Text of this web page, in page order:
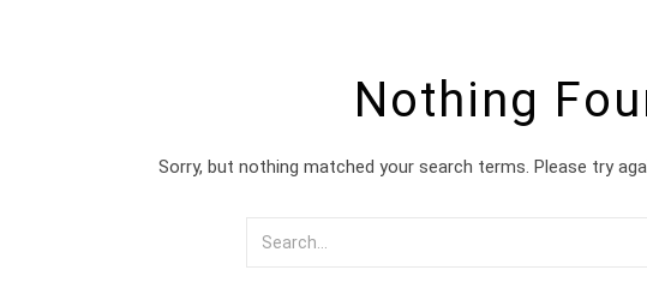
Nothing
Sorry, but nothing matched your search terms. Please try